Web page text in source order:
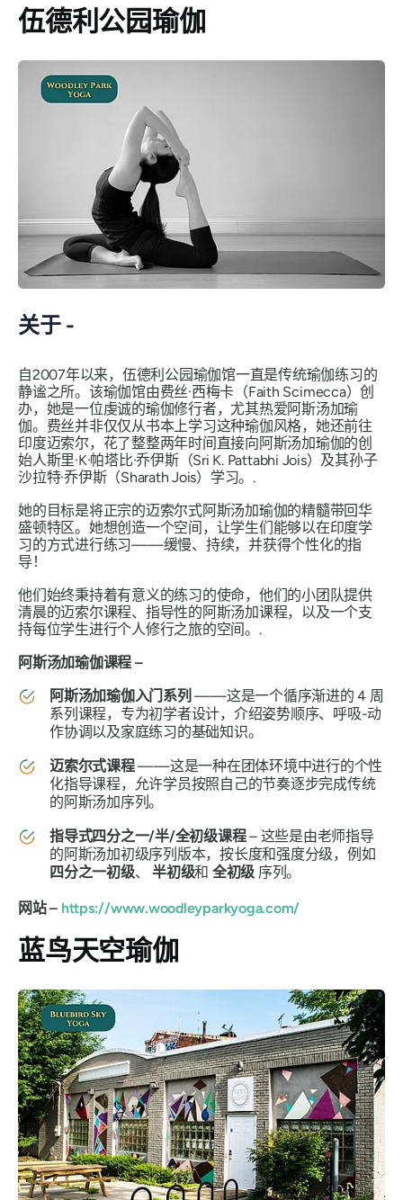
伍德利公园瑜伽
关于 -
自2007年以来，伍德利公园瑜伽馆一直是传统瑜伽练习的
静谧之所。该瑜伽馆由费丝·西梅卡（Faith Scimecca）创
办，她是一位虔诚的瑜伽修行者，尤其热爱阿斯汤加瑜
伽。费丝并非仅仅从书本上学习这种瑜伽风格，她还前往
印度迈索尔，花了整整两年时间直接向阿斯汤加瑜伽的创
始人斯里·K·帕塔比·乔伊斯（Sri K. Pattabhi Jois）及其孙子
沙拉特·乔伊斯（Sharath Jois）学习。.
她的目标是将正宗的迈索尔式阿斯汤加瑜伽的精髓带回华
盛顿特区。她想创造一个空间，让学生们能够以在印度学
习的方式进行练习——缓慢、持续，并获得个性化的指
导！
他们始终秉持着有意义的练习的使命，他们的小团队提供
清晨的迈索尔课程、指导性的阿斯汤加课程，以及一个支
持每位学生进行个人修行之旅的空间。.
阿斯汤加瑜伽课程 –
阿斯汤加瑜伽入门系列 ——这是一个循序渐进的 4 周
系列课程，专为初学者设计，介绍姿势顺序、呼吸-动
作协调以及家庭练习的基础知识。
迈索尔式课程——这是一种在团体环境中进行的个性
化指导课程，允许学员按照自己的节奏逐步完成传统
的阿斯汤加序列。
指导式四分之一/半/全初级课程– 这些是由老师指导
的阿斯汤加初级序列版本，按长度和强度分级，例如
四分之一初级、半初级和 全初级 序列。
网站 – https://www.woodleyparkyoga.com/
蓝鸟天空瑜伽